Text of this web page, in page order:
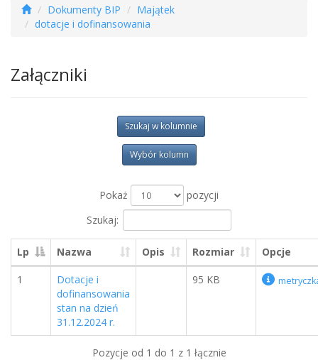
Dokumenty BIP
Majątek
dotacje i dofinansowania
Załączniki
Szukaj w kolumnie
Wybór kolumn
Pokaż
pozycji
Szukaj:
Lp Nazwa Opis Rozmiar Opcje
1
Dotacje i
dofinansowania
stan na dzień
31.12.2024 r.
95 KB
Pozycje od 1 do 1 z 1 łącznie